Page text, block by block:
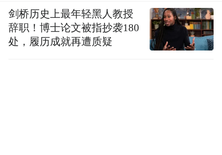
剑桥历史上最年轻黑人教授
辞职！博士论文被指抄袭180
处，履历成就再遭质疑